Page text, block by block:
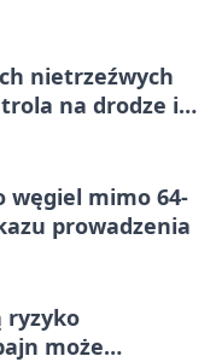
nietrzeźwych
na drodze i
węgiel mimo 64-
prowadzenia
ryzyko
może